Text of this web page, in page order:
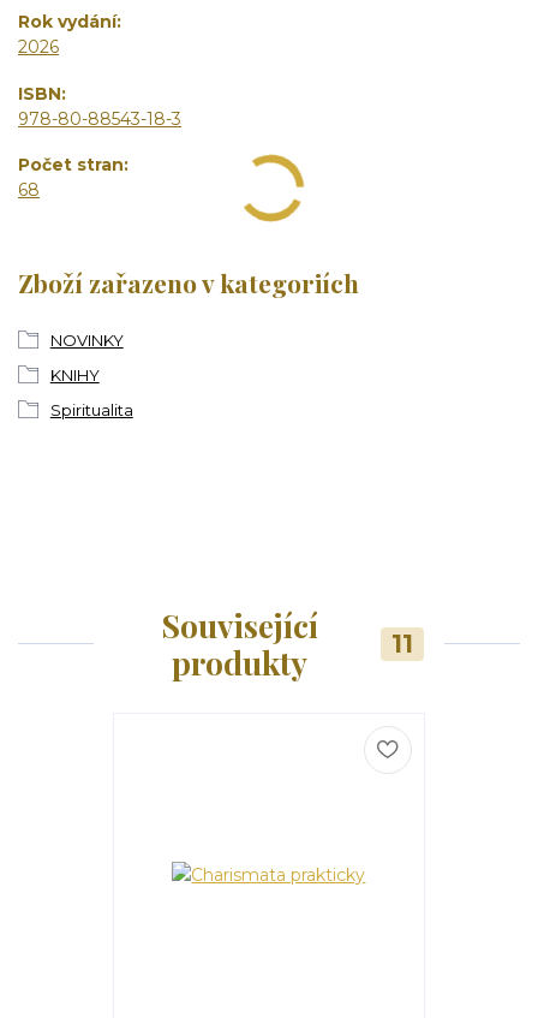
Rok vydání
2026
ISBN
978-80-88543-18-3
Počet stran
68
Zboží zařazeno v kategoriích
NOVINKY
KNIHY
Spiritualita
Související
produkty
11